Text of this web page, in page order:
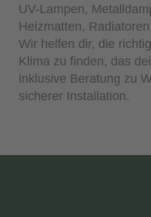
UV-Lampen,
Heizmatten,
Wir helfen dir, die
Klima zu finden, das
inklusive Beratung zu
sicherer Installation.